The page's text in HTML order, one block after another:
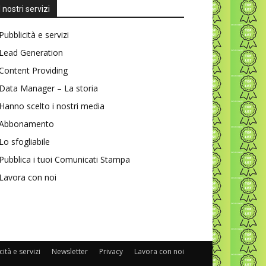
I nostri servizi
Pubblicità e servizi
Lead Generation
Providing
Data Manager – La storia
Hanno scelto i nostri media
Lo sfogliabile
Pubblica i tuoi Comunicati Stampa
Lavora con noi
e servizi Newsletter Privacy Lavora con noi